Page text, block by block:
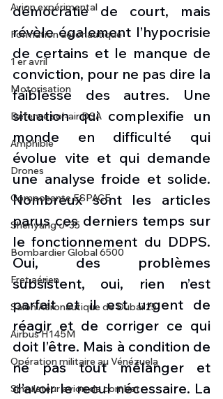
Avion expérimental
Formation aéronautique
1 er avril
Motorisation
Défense sol-air DSA
Amphibie
Drones
Composante ESPACE
Shenyang J-35
Bombardier Global 6500
Fret aérien
Salon Aéronautique de Dubaï 25
Airbus H145M
Opération militaire au Vénézuela
Simulateur avion de combat
démocratie de court, mais
révèle également l’hypocrisie
de certains et le manque de
conviction, pour ne pas dire la
faiblesse des autres. Une
situation qui complexifie un
monde en difficulté qui
évolue vite et qui demande
une analyse froide et solide.
Nombreux sont les articles
parus ces derniers temps sur
le fonctionnement du DDPS.
Oui, des problèmes
subsistent, oui, rien n’est
parfait et il est urgent de
réagir et de corriger ce qui
doit l’être. Mais à condition de
ne pas tout mélanger et
d’avoir le recul nécessaire. La